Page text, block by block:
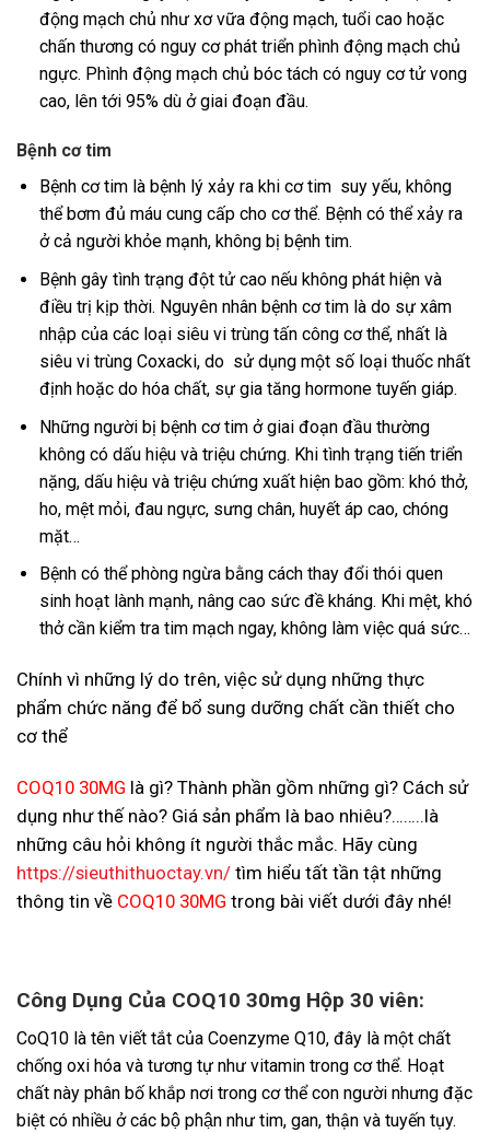
động mạch chủ như xơ vữa động mạch, tuổi cao hoặc
chấn thương có nguy cơ phát triển phình động mạch chủ
ngực. Phình động mạch chủ bóc tách có nguy cơ tử vong
cao, lên tới 95% dù ở giai đoạn đầu.
Bệnh cơ tim
Bệnh cơ tim là bệnh lý xảy ra khi cơ tim suy yếu, không
thể bơm đủ máu cung cấp cho cơ thể. Bệnh có thể xảy ra
ở cả người khỏe mạnh, không bị bệnh tim.
Bệnh gây tình trạng đột tử cao nếu không phát hiện và
điều trị kịp thời. Nguyên nhân bệnh cơ tim là do sự xâm
nhập của các loại siêu vi trùng tấn công cơ thể, nhất là
siêu vi trùng Coxacki, do sử dụng một số loại thuốc nhất
định hoặc do hóa chất, sự gia tăng hormone tuyến giáp.
Những người bị bệnh cơ tim ở giai đoạn đầu thường
không có dấu hiệu và triệu chứng. Khi tình trạng tiến triển
nặng, dấu hiệu và triệu chứng xuất hiện bao gồm: khó thở,
ho, mệt mỏi, đau ngực, sưng chân, huyết áp cao, chóng
mặt…
Bệnh có thể phòng ngừa bằng cách thay đổi thói quen
sinh hoạt lành mạnh, nâng cao sức đề kháng. Khi mệt, khó
thở cần kiểm tra tim mạch ngay, không làm việc quá sức…
Chính vì những lý do trên, việc sử dụng những thực
phẩm chức năng để bổ sung dưỡng chất cần thiết cho
cơ thể
COQ10 30MG là gì? Thành phần gồm những gì? Cách sử
dụng như thế nào? Giá sản phẩm là bao nhiêu?……..là
những câu hỏi không ít người thắc mắc. Hãy cùng
https://sieuthithuoctay.vn/ tìm hiểu tất tần tật những
thông tin về COQ10 30MG trong bài viết dưới đây nhé!
Công Dụng Của COQ10 30mg Hộp 30 viên:
CoQ10 là tên viết tắt của Coenzyme Q10, đây là một chất
chống oxi hóa và tương tự như vitamin trong cơ thể. Hoạt
chất này phân bố khắp nơi trong cơ thể con người nhưng đặc
biệt có nhiều ở các bộ phận như tim, gan, thận và tuyến tụy.